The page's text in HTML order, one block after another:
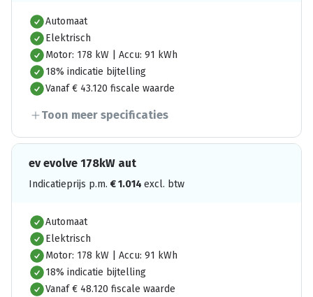
Automaat
Elektrisch
Motor: 178 kW | Accu: 91 kWh
18% indicatie bijtelling
Vanaf € 43.120 fiscale waarde
Toon meer specificaties
ev evolve 178kW aut
Indicatieprijs p.m. €1.014 excl. btw
Automaat
Elektrisch
Motor: 178 kW | Accu: 91 kWh
18% indicatie bijtelling
Vanaf € 48.120 fiscale waarde